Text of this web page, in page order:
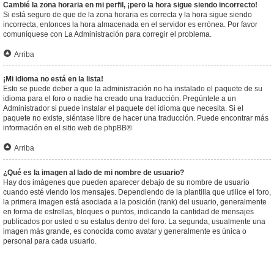
Cambié la zona horaria en mi perfil, ¡pero la hora sigue siendo incorrecto!
Si está seguro de que de la zona horaria es correcta y la hora sigue siendo
incorrecta, entonces la hora almacenada en el servidor es errónea. Por favor
comuníquese con La Administración para corregir el problema.
Arriba
¡Mi idioma no está en la lista!
Esto se puede deber a que la administración no ha instalado el paquete de su
idioma para el foro o nadie ha creado una traducción. Pregúntele a un
Administrador si puede instalar el paquete del idioma que necesita. Si el
paquete no existe, siéntase libre de hacer una traducción. Puede encontrar más
información en el sitio web de phpBB®
Arriba
¿Qué es la imagen al lado de mi nombre de usuario?
Hay dos imágenes que pueden aparecer debajo de su nombre de usuario
cuando esté viendo los mensajes. Dependiendo de la plantilla que utilice el foro,
la primera imagen está asociada a la posición (rank) del usuario, generalmente
en forma de estrellas, bloques o puntos, indicando la cantidad de mensajes
publicados por usted o su estatus dentro del foro. La segunda, usualmente una
imagen más grande, es conocida como avatar y generalmente es única o
personal para cada usuario.